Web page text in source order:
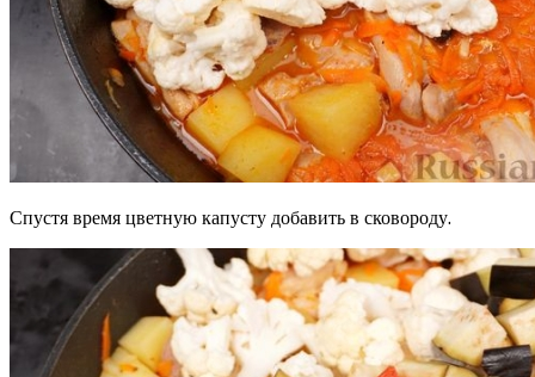
Спустя время цветную капусту добавить в сковороду.